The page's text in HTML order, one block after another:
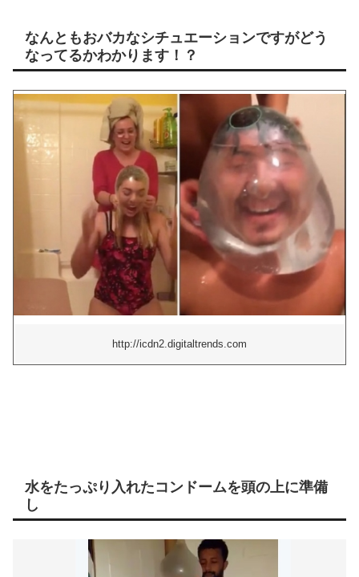
なんともおバカなシチュエーションですがどう
なってるかわかります！？
http://icdn2.digitaltrends.com
水をたっぷり入れたコンドームを頭の上に準備
し